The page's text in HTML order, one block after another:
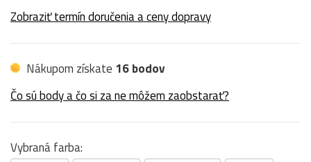
Zobraziť termín doručenia a ceny dopravy
Nákupom získate 16 bodov
Čo sú body a čo si za ne môžem zaobstarať?
Vybraná farba: